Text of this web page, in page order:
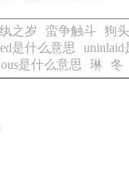
之岁 蛮争触斗 狗
是什么意思 uninlaid
是什么意思 琳 冬